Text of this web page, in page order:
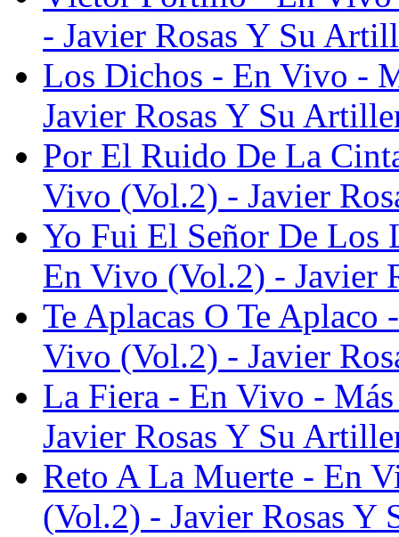
- Javier Rosas Y Su
Los Dichos - En Vivo -
Javier Rosas Y Su
Por El Ruido De La
Vivo (Vol.2) - Javier
Yo Fui El Señor De Los
En Vivo (Vol.2) - Javier
Te Aplacas O Te
Vivo (Vol.2) - Javier
La Fiera - En Vivo -
Javier Rosas Y Su
Reto A La Muerte - En
(Vol.2) - Javier Rosas Y